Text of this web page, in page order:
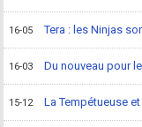
16-05 Tera : les Ninjas
16-03 Du nouveau pour
15-12 La Tempétueuse